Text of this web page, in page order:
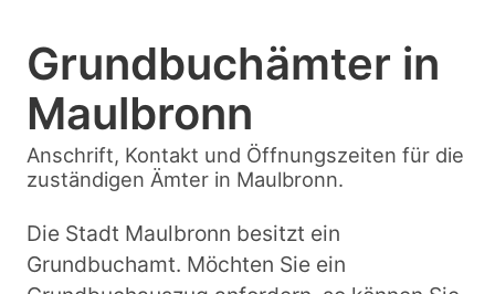
Grundbuchämter in
Maulbronn
Anschrift, Kontakt und Öffnungszeiten für die
zuständigen Ämter in Maulbronn.
Die Stadt Maulbronn besitzt ein
Grundbuchamt. Möchten Sie ein